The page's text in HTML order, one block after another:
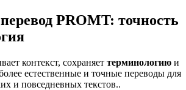
PROMT: точность
контекст, сохраняет терминологию и
естественные и точные переводы для
и повседневных текстов..